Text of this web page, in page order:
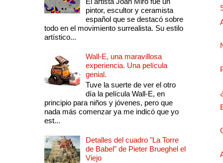
pintor, escultor y ceramista
español que se destacó sobre
todo en el movimiento surrealista. Su estilo
artístico...
Wall-E, una maravillosa
experiencia. Una película
genial.
Tuve la suerte de ver el otro
día la película Wall-E, en
principio para niños y jóvenes, pero que
nada más comenzar ya me indicó que yo
est...
Detalles del cuadro "La Torre
de Babel" de Pieter Brueghel el
Viejo